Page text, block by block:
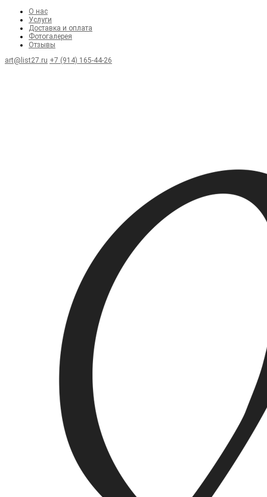
О нас
Услуги
Доставка и оплата
Фотогалерея
Отзывы
art@list27.ru +7 (914) 165-44-26